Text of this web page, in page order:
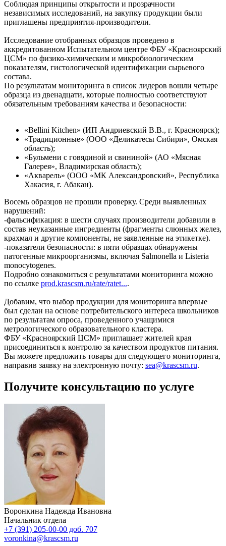
Соблюдая принципы открытости и прозрачности
независимых исследований, на закупку продукции были
приглашены предприятия-производители.
Исследование отобранных образцов проведено в
аккредитованном Испытательном центре ФБУ «Красноярский
ЦСМ» по физико-химическим и микробиологическим
показателям, гистологической идентификации сырьевого
состава.
По результатам мониторинга в список лидеров вошли четыре
образца из двенадцати, которые полностью соответствуют
обязательным требованиям качества и безопасности:
«Bellini Kitchen» (ИП Андриевский В.В., г. Красноярск);
«Традиционные» (ООО «Деликатесы Сибири», Омская
область);
«Бульмени с говядиной и свининой» (АО «Мясная
Галерея», Владимирская область);
«Акварель» (ООО «МК Александровский», Республика
Хакасия, г. Абакан).
Восемь образцов не прошли проверку. Среди выявленных
нарушений:
-фальсификация: в шести случаях производители добавили в
состав неуказанные ингредиенты (фрагменты слюнных желез,
крахмал и другие компоненты, не заявленные на этикетке).
-показатели безопасности: в пяти образцах обнаружены
патогенные микроорганизмы, включая Salmonella и Listeria
monocytogenes.
Подробно ознакомиться с результатами мониторинга можно
по ссылке prod.krascsm.ru/rate/ratet....
Добавим, что выбор продукции для мониторинга впервые
был сделан на основе потребительского интереса школьников
по результатам опроса, проведенного учащимися
метрологического образовательного кластера.
ФБУ «Красноярский ЦСМ» приглашает жителей края
присоединиться к контролю за качеством продуктов питания.
Вы можете предложить товары для следующего мониторинга,
направив заявку на электронную почту: sea@krascsm.ru.
Получите консультацию по услуге
Воронкина Надежда Ивановна
Начальник отдела
+7 (391) 205-00-00 доб. 707
voronkina@krascsm.ru